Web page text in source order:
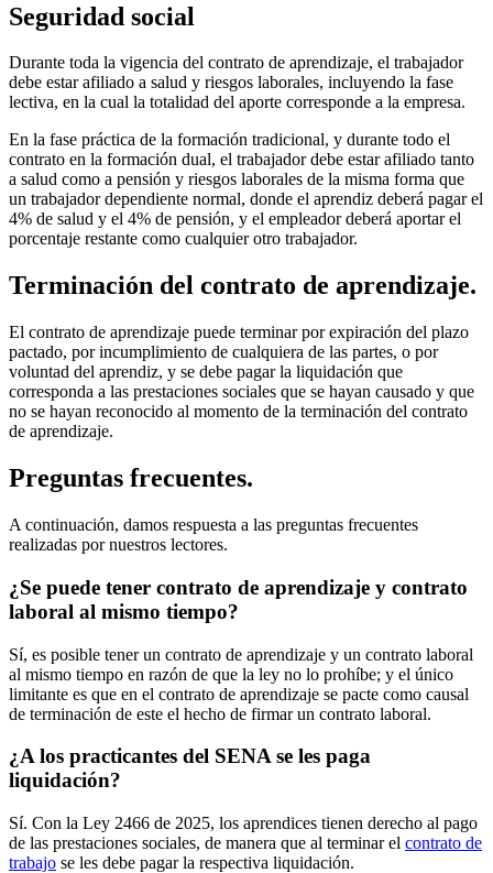
Seguridad social
Durante toda la vigencia del contrato de aprendizaje, el trabajador
debe estar afiliado a salud y riesgos laborales, incluyendo la fase
lectiva, en la cual la totalidad del aporte corresponde a la empresa.
En la fase práctica de la formación tradicional, y durante todo el
contrato en la formación dual, el trabajador debe estar afiliado tanto
a salud como a pensión y riesgos laborales de la misma forma que
un trabajador dependiente normal, donde el aprendiz deberá pagar el
4% de salud y el 4% de pensión, y el empleador deberá aportar el
porcentaje restante como cualquier otro trabajador.
Terminación del contrato de aprendizaje.
El contrato de aprendizaje puede terminar por expiración del plazo
pactado, por incumplimiento de cualquiera de las partes, o por
voluntad del aprendiz, y se debe pagar la liquidación que
corresponda a las prestaciones sociales que se hayan causado y que
no se hayan reconocido al momento de la terminación del contrato
de aprendizaje.
Preguntas frecuentes.
A continuación, damos respuesta a las preguntas frecuentes
realizadas por nuestros lectores.
¿Se puede tener contrato de aprendizaje y contrato
laboral al mismo tiempo?
Sí, es posible tener un contrato de aprendizaje y un contrato laboral
al mismo tiempo en razón de que la ley no lo prohíbe; y el único
limitante es que en el contrato de aprendizaje se pacte como causal
de terminación de este el hecho de firmar un contrato laboral.
¿A los practicantes del SENA se les paga
liquidación?
Sí. Con la Ley 2466 de 2025, los aprendices tienen derecho al pago
de las prestaciones sociales, de manera que al terminar el contrato de
trabajo se les debe pagar la respectiva liquidación.